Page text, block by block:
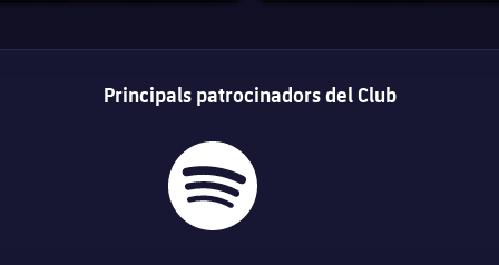
Principals patrocinadors del Club